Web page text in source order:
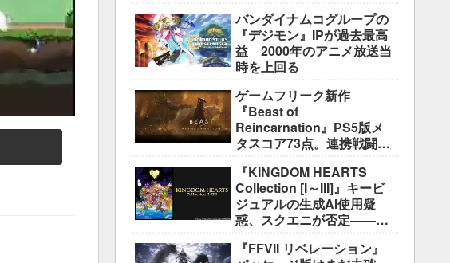
説明
バンダイナムコグループの
『デジモン』IPが過去最高
益 2000年のアニメ放送当
時を上回る
ゲームフリーク新作
『Beast of
Reincarnation』PS5版メ
タスコア73点。連携戦闘は
き”には不満
『KINGDOM HEARTS
Collection [I～III]』キービ
ジュアルの生成AI使用疑
惑、スクエニが否定――不
ス」
『FFVII リベレーション』